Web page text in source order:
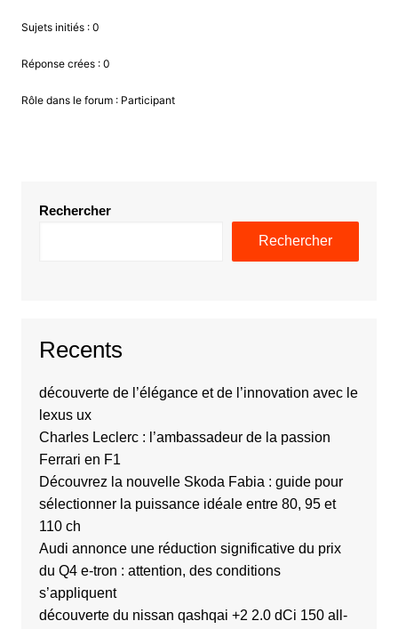
Sujets initiés : 0
Réponse crées : 0
Rôle dans le forum : Participant
Rechercher
Rechercher
Recents
découverte de l’élégance et de l’innovation avec le
lexus ux
Charles Leclerc : l’ambassadeur de la passion
Ferrari en F1
Découvrez la nouvelle Skoda Fabia : guide pour
sélectionner la puissance idéale entre 80, 95 et
110 ch
Audi annonce une réduction significative du prix
du Q4 e-tron : attention, des conditions
s’appliquent
découverte du nissan qashqai +2 2.0 dCi 150 all-